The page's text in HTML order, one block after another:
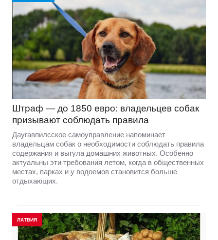
Штраф — до 1850 евро: владельцев собак
призывают соблюдать правила
Даугавпилсское самоуправление напоминает
владельцам собак о необходимости соблюдать правила
содержания и выгула домашних животных. Особенно
актуальны эти требования летом, когда в общественных
местах, парках и у водоемов становится больше
отдыхающих.
ЛАТВИЯ